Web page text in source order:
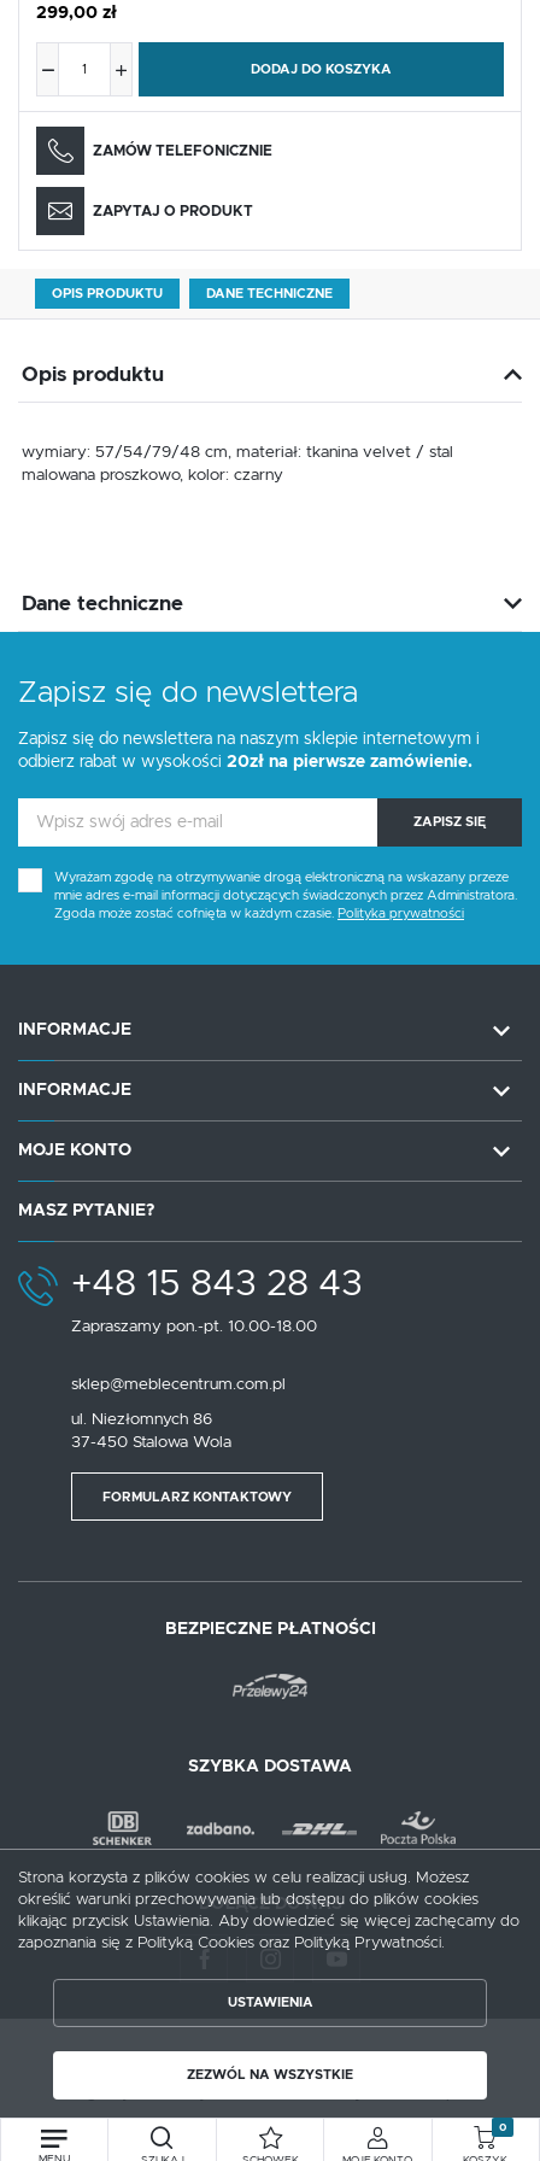
299,00 zł
DODAJ DO KOSZYKA
ZAMÓW TELEFONICZNIE
ZAPYTAJ O PRODUKT
OPIS PRODUKTU DANE TECHNICZNE
Opis produktu
wymiary: 57/54/79/48 cm, materiał: tkanina velvet / stal
malowana proszkowo, kolor: czarny
Dane techniczne
Zapisz się do newslettera
Zapisz się do newslettera na naszym sklepie internetowym i
odbierz rabat w wysokości 20zł na pierwsze zamówienie.
ZAPISZ SIĘ
Wyrażam zgodę na otrzymywanie drogą elektroniczną na wskazany przeze
mnie adres e-mail informacji dotyczących świadczonych przez Administratora.
Zgoda może zostać cofnięta w każdym czasie. Polityka prywatności
INFORMACJE
INFORMACJE
MOJE KONTO
MASZ PYTANIE?
+48 15 843 28 43
Zapraszamy pon.-pt. 10.00-18.00
sklep@meblecentrum.com.pl
ul. Niezłomnych 86
37-450 Stalowa Wola
FORMULARZ KONTAKTOWY
BEZPIECZNE PŁATNOŚCI
SZYBKA DOSTAWA
DOŁĄCZ DO NAS
Copyright by meblecentrum.com.pl
0
Strona korzysta z plików cookies w celu realizacji usług. Możesz
określić warunki przechowywania lub dostępu do plików cookies
klikając przycisk Ustawienia. Aby dowiedzieć się więcej zachęcamy do
zapoznania się z Polityką Cookies oraz Polityką Prywatności.
USTAWIENIA
ZEZWÓL NA WSZYSTKIE
ZAPISZ WYBRANE